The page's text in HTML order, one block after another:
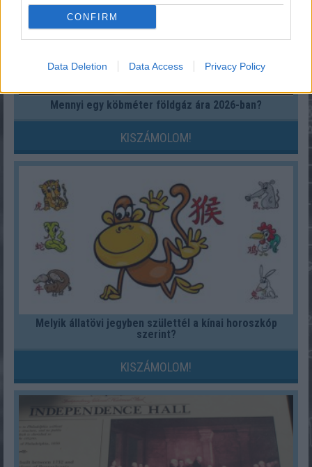
CONFIRM
Data Deletion Data Access Privacy Policy
Mennyi egy köbméter földgáz ára 2026-ban?
KISZÁMOLOM!
Melyik állatövi jegyben születtél a kínai horoszkóp
szerint?
KISZÁMOLOM!